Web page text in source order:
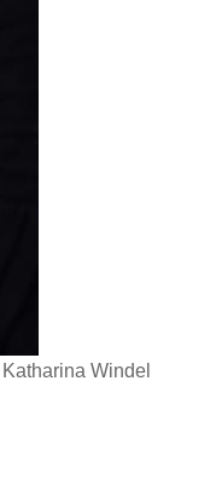
Katharina Windel